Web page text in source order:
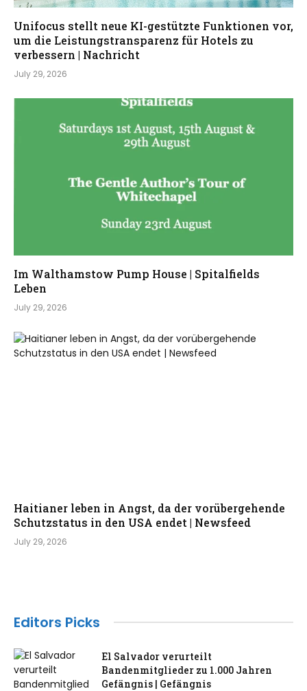
Unifocus stellt neue KI-gestützte Funktionen vor,
um die Leistungstransparenz für Hotels zu
verbessern | Nachricht
July 29, 2026
Im Walthamstow Pump House | Spitalfields
Leben
July 29, 2026
Haitianer leben in Angst, da der vorübergehende
Schutzstatus in den USA endet | Newsfeed
July 29, 2026
Editors Picks
El Salvador verurteilt
Bandenmitglieder zu 1.000 Jahren
Gefängnis | Gefängnis